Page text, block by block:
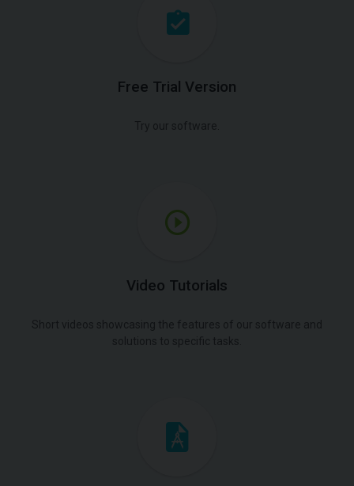
Free Trial Version
Try our software.
Video Tutorials
Short videos showcasing the features of our software and
solutions to specific tasks.